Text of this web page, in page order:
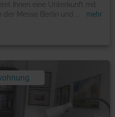
Ihnen eine Unterkunft mit
Messe Berlin und
mehr